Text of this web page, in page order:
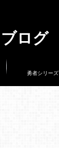
ログ
勇者シリーズ